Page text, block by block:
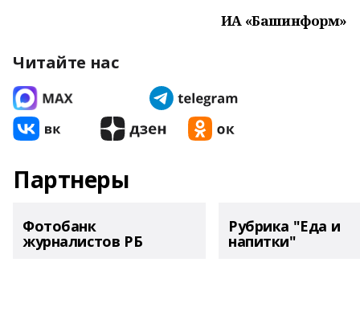
ИА «Башинформ»
Читайте нас
Партнеры
Фотобанк
журналистов РБ
Рубрика "Еда и
напитки"